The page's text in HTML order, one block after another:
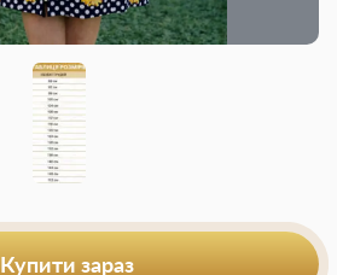
Купити зараз